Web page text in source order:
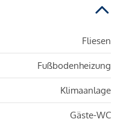
Fliesen
Fußbodenheizung
Klimaanlage
Gäste-WC